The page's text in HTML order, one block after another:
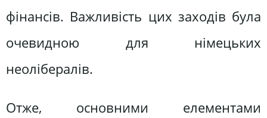
фінансів. Важливість цих заходів була
очевидною для німецьких
неолібералів.
Отже, основними елементами